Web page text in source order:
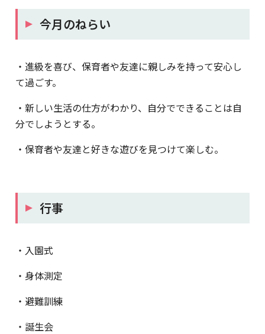
今月のねらい
・進級を喜び、保育者や友達に親しみを持って安心し
て過ごす。
・新しい生活の仕方がわかり、自分でできることは自
分でしようとする。
・保育者や友達と好きな遊びを見つけて楽しむ。
行事
・入園式
・身体測定
・避難訓練
・誕生会